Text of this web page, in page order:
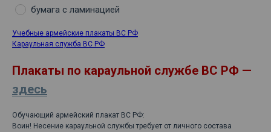
бумага с ламинацией
Учебные армейские плакаты ВС РФ
Караульная служба ВС РФ
Плакаты по караульной службе ВС РФ —
здесь
Обучающий армейский плакат ВС РФ:
Воин! Несение караульной службы требует от личного состава